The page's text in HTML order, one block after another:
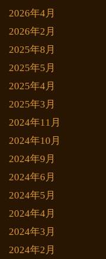
2026年4月
2026年2月
2025年8月
2025年5月
2025年4月
2025年3月
2024年11月
2024年10月
2024年9月
2024年6月
2024年5月
2024年4月
2024年3月
2024年2月